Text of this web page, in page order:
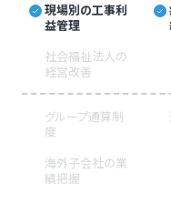
現場別の工事利
益管理
社会福祉法人の
経営改善
グループ通算制
度
海外子会社の業
績把握